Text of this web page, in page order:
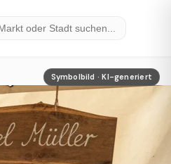
Symbolbild · KI-generiert